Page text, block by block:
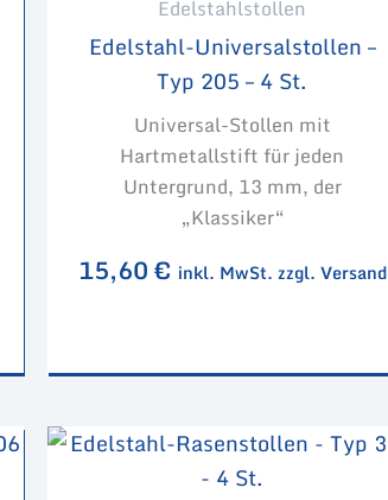
Edelstahlstollen
Edelstahl-Universalstollen –
Typ 205 – 4 St.
Universal-Stollen mit
Hartmetallstift für jeden
Untergrund, 13 mm, der
„Klassiker“
15,60€ inkl. MwSt. zzgl. Versand